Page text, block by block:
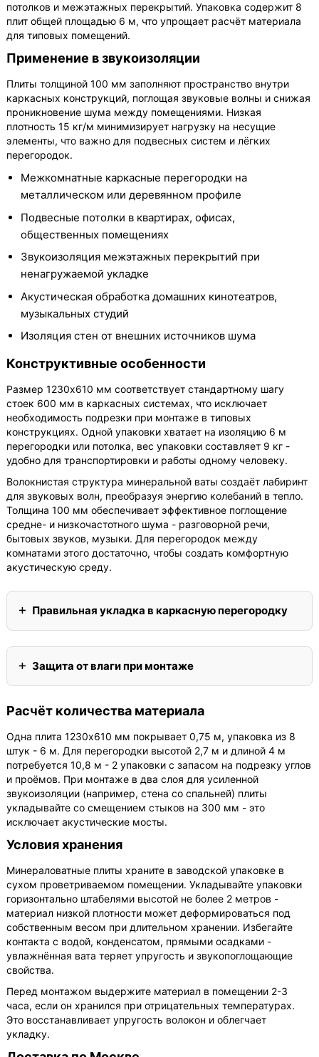
потолков и межэтажных перекрытий. Упаковка содержит 8
плит общей площадью 6 м, что упрощает расчёт материала
для типовых помещений.
Применение в звукоизоляции
Плиты толщиной 100 мм заполняют пространство внутри
каркасных конструкций, поглощая звуковые волны и снижая
проникновение шума между помещениями. Низкая
плотность 15 кг/м минимизирует нагрузку на несущие
элементы, что важно для подвесных систем и лёгких
перегородок.
Межкомнатные каркасные перегородки на
металлическом или деревянном профиле
Подвесные потолки в квартирах, офисах,
общественных помещениях
Звукоизоляция межэтажных перекрытий при
ненагружаемой укладке
Акустическая обработка домашних кинотеатров,
музыкальных студий
Изоляция стен от внешних источников шума
Конструктивные особенности
Размер 1230х610 мм соответствует стандартному шагу
стоек 600 мм в каркасных системах, что исключает
необходимость подрезки при монтаже в типовых
конструкциях. Одной упаковки хватает на изоляцию 6 м
перегородки или потолка, вес упаковки составляет 9 кг -
удобно для транспортировки и работы одному человеку.
Волокнистая структура минеральной ваты создаёт лабиринт
для звуковых волн, преобразуя энергию колебаний в тепло.
Толщина 100 мм обеспечивает эффективное поглощение
средне- и низкочастотного шума - разговорной речи,
бытовых звуков, музыки. Для перегородок между
комнатами этого достаточно, чтобы создать комфортную
акустическую среду.
Правильная укладка в каркасную перегородку
Защита от влаги при монтаже
Расчёт количества материала
Одна плита 1230х610 мм покрывает 0,75 м, упаковка из 8
штук - 6 м. Для перегородки высотой 2,7 м и длиной 4 м
потребуется 10,8 м - 2 упаковки с запасом на подрезку углов
и проёмов. При монтаже в два слоя для усиленной
звукоизоляции (например, стена со спальней) плиты
укладывайте со смещением стыков на 300 мм - это
исключает акустические мосты.
Условия хранения
Минераловатные плиты храните в заводской упаковке в
сухом проветриваемом помещении. Укладывайте упаковки
горизонтально штабелями высотой не более 2 метров -
материал низкой плотности может деформироваться под
собственным весом при длительном хранении. Избегайте
контакта с водой, конденсатом, прямыми осадками -
увлажнённая вата теряет упругость и звукопоглощающие
свойства.
Перед монтажом выдержите материал в помещении 2-3
часа, если он хранился при отрицательных температурах.
Это восстанавливает упругость волокон и облегчает
укладку.